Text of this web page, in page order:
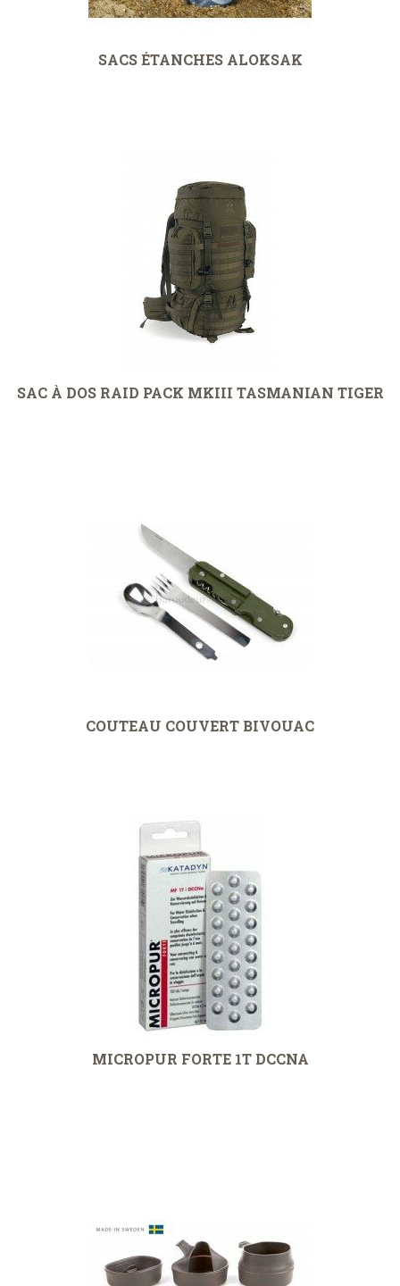
SACS ÉTANCHES ALOKSAK
SAC À DOS RAID PACK MKIII TASMANIAN TIGER
COUTEAU COUVERT BIVOUAC
MICROPUR FORTE 1T DCCNA